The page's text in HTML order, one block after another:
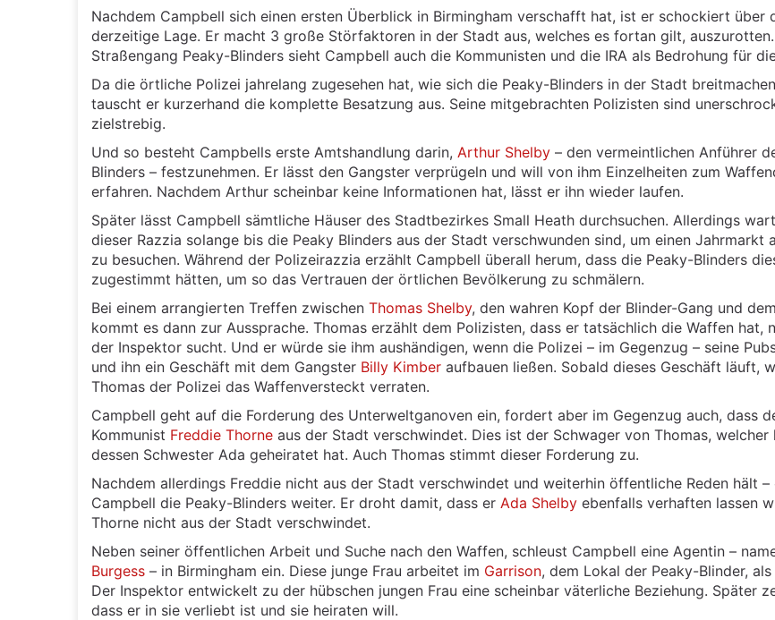
Nachdem Campbell sich einen ersten Überblick in Birmingham verschafft hat, ist er schockiert über
derzeitige Lage. Er macht 3 große Störfaktoren in der Stadt aus, welches es fortan gilt,
Straßengang Peaky-Blinders sieht Campbell auch die Kommunisten und die IRA als Bedrohung für
Da die örtliche Polizei jahrelang zugesehen hat, wie sich die Peaky-Blinders in der Stadt
tauscht er kurzerhand die komplette Besatzung aus. Seine mitgebrachten Polizisten sind
zielstrebig.
Und so besteht Campbells erste Amtshandlung darin, Arthur Shelby – den vermeintlichen Anführer
Blinders – festzunehmen. Er lässt den Gangster verprügeln und will von ihm Einzelheiten zum
erfahren. Nachdem Arthur scheinbar keine Informationen hat, lässt er ihn wieder laufen.
Später lässt Campbell sämtliche Häuser des Stadtbezirkes Small Heath durchsuchen. Allerdings
dieser Razzia solange bis die Peaky Blinders aus der Stadt verschwunden sind, um einen Jahrmarkt
zu besuchen. Während der Polizeirazzia erzählt Campbell überall herum, dass die Peaky-Blinders
zugestimmt hätten, um so das Vertrauen der örtlichen Bevölkerung zu schmälern.
Bei einem arrangierten Treffen zwischen Thomas Shelby, den wahren Kopf der Blinder-Gang und
kommt es dann zur Aussprache. Thomas erzählt dem Polizisten, dass er tatsächlich die Waffen hat,
der Inspektor sucht. Und er würde sie ihm aushändigen, wenn die Polizei – im Gegenzug – seine
und ihn ein Geschäft mit dem Gangster Billy Kimber aufbauen ließen. Sobald dieses Geschäft läuft,
Thomas der Polizei das Waffenversteckt verraten.
Campbell geht auf die Forderung des Unterweltganoven ein, fordert aber im Gegenzug auch, dass
Kommunist Freddie Thorne aus der Stadt verschwindet. Dies ist der Schwager von Thomas, welcher
dessen Schwester Ada geheiratet hat. Auch Thomas stimmt dieser Forderung zu.
Nachdem allerdings Freddie nicht aus der Stadt verschwindet und weiterhin öffentliche Reden hält –
Campbell die Peaky-Blinders weiter. Er droht damit, dass er Ada Shelby ebenfalls verhaften lassen
Thorne nicht aus der Stadt verschwindet.
Neben seiner öffentlichen Arbeit und Suche nach den Waffen, schleust Campbell eine Agentin –
Burgess – in Birmingham ein. Diese junge Frau arbeitet im Garrison, dem Lokal der Peaky-Blinder, als
Der Inspektor entwickelt zu der hübschen jungen Frau eine scheinbar väterliche Beziehung. Später
dass er in sie verliebt ist und sie heiraten will.